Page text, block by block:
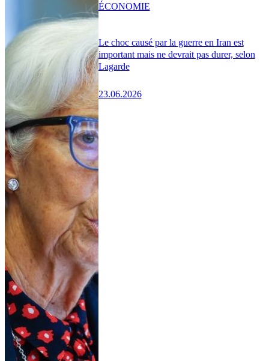
Le choc causé par la guerre en Iran est
important mais ne devrait pas durer, selon
Lagarde
23.06.2026
ÉCONOMIE